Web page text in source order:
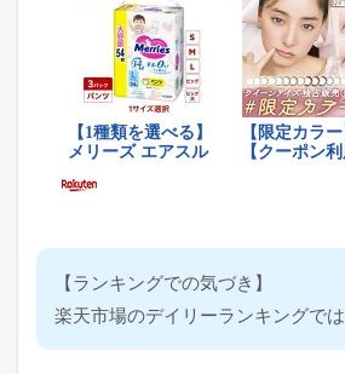
【ランキングでの気づき】
楽天市場のデイリーランキングでは